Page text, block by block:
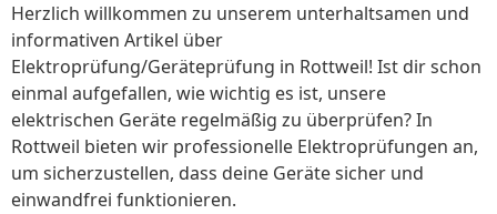
Herzlich willkommen zu unserem unterhaltsamen und
informativen Artikel über
Elektroprüfung/Geräteprüfung in Rottweil! Ist dir schon
einmal aufgefallen, wie wichtig es ist, unsere
elektrischen Geräte regelmäßig zu überprüfen? In
Rottweil bieten wir professionelle Elektroprüfungen an,
um sicherzustellen, dass deine Geräte sicher und
einwandfrei funktionieren.